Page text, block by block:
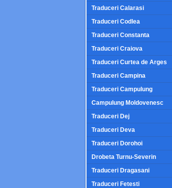
Traduceri Calarasi
Traduceri Codlea
Traduceri Constanta
Traduceri Craiova
Traduceri Curtea de Arges
Traduceri Campina
Traduceri Campulung
Campulung Moldovenesc
Traduceri Dej
Traduceri Deva
Traduceri Dorohoi
Drobeta Turnu-Severin
Traduceri Dragasani
Traduceri Fetesti